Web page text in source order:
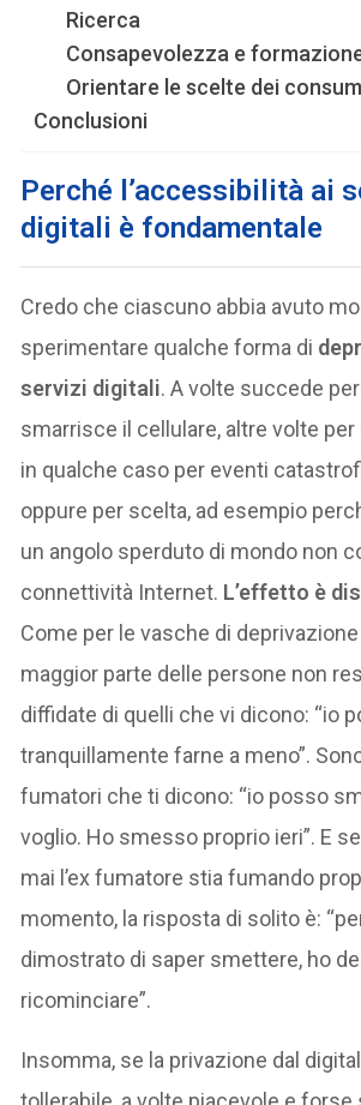
Ricerca
Consapevolezza e
Orientare le scelte dei
Conclusioni
Perché l’accessibilità ai
digitali è fondamentale
Credo che ciascuno abbia avuto
sperimentare qualche forma di
servizi digitali. A volte succede
smarrisce il cellulare, altre volte per
in qualche caso per eventi
oppure per scelta, ad esempio
un angolo sperduto di mondo non
connettività Internet. L’effetto è
Come per le vasche di
maggior parte delle persone non
diffidate di quelli che vi dicono: “io
tranquillamente farne a meno”.
fumatori che ti dicono: “io posso
voglio. Ho smesso proprio ieri”. E
mai l’ex fumatore stia fumando
momento, la risposta di solito è:
dimostrato di saper smettere, ho
ricominciare”.
Insomma, se la privazione dal